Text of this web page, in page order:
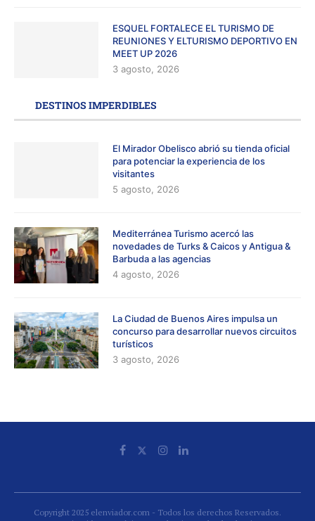
ESQUEL FORTALECE EL TURISMO DE
REUNIONES Y ELTURISMO DEPORTIVO EN
MEET UP 2026
3 agosto, 2026
DESTINOS IMPERDIBLES
El Mirador Obelisco abrió su tienda oficial
para potenciar la experiencia de los
visitantes
5 agosto, 2026
Mediterránea Turismo acercó las
novedades de Turks & Caicos y Antigua &
Barbuda a las agencias
4 agosto, 2026
La Ciudad de Buenos Aires impulsa un
concurso para desarrollar nuevos circuitos
turísticos
3 agosto, 2026
Copyright 2025 elenviador.com - Todos los derechos Reservados.